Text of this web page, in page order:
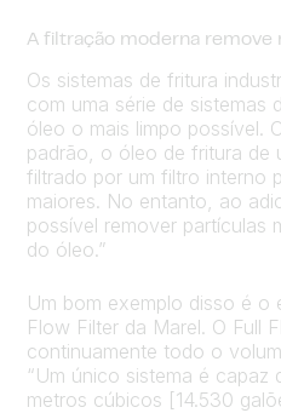
A filtração moderna remove
Os sistemas de fritura
com uma série de sistemas
óleo o mais limpo possível.
padrão, o óleo de fritura de
filtrado por um filtro interno
maiores. No entanto, ao
possível remover partículas
do óleo.”
Um bom exemplo disso é o
Flow Filter da Marel. O Full
continuamente todo o
“Um único sistema é capaz
metros cúbicos [14.530